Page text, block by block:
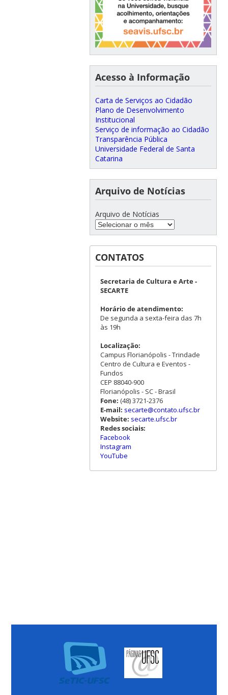
Acesso à Informação
Carta de Serviços ao Cidadão
Plano de Desenvolvimento
Institucional
Serviço de informação ao Cidadão
Transparência Pública
Universidade Federal de Santa
Catarina
Arquivo de Notícias
Arquivo de Notícias
CONTATOS
Secretaria de Cultura e Arte -
SECARTE
Horário de atendimento:
De segunda a sexta-feira das 7h
às 19h
Localização:
Campus Florianópolis - Trindade
Centro de Cultura e Eventos -
Fundos
CEP 88040-900
Florianópolis - SC - Brasil
Fone: (48) 3721-2376
E-mail: secarte@contato.ufsc.br
Website: secarte.ufsc.br
Redes sociais:
Facebook
Instagram
YouTube